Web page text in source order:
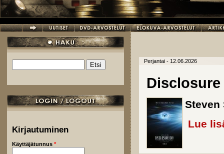
Hakulomake
Kirjautuminen
Käyttäjätunnus *
Perjantai - 12.06.2026
Disclosure
Steven
Lue